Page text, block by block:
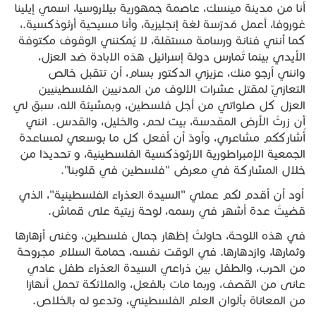
أنا من مدينة مينسك، عاصمة جمهورية بيلاروسيا، اسمي إيلينا
غوروفا، أعمل مُدرّسة لغة إنجليزية، وأنا مسيحية أرثوذكسية.،
كما أنني فنانة ورسامة مستقلة، لا يُمكنني الوقوف مكتوفة
الأيدي بينما تُمارس دولة إسرائيل هذه الابادة ضد العزل،
وانني أرجو منك، عزيزي الدكتور بسام، أن تتقبل خالص
التعازيّ لمقتل عشرات الالوف من المدنيين الفلسطينيين
العزل كل صلواتي من أجل فلسطين، وبمشيئة الله، سبق لي
أن زرتُ الأرض المقدسة، بيت لحم، والخليل، والقدس. انني
أُشارككم مشاعري، وأودّ أن أفعل كل ما بوسعي لمساعدة
الجمعية الإمبراطورية الارثوذكسية الفلسطينية، و تحديدًا من
خلال المشاركة في معرض "فلسطين في قلوبنا".
أود أن أقدم لكم عملي "السيدة العذراء الفلسطينية"، الذي
قضيتُ عدة أشهر في رسمه، لوحة زيتية على قماش.
في هذه اللوحة، حاولتُ إظهار جمال فلسطين، وغنى أزهارها
وثمارها، وازدهارها. في الوقت نفسه، حمامة السلام مجروحة
من الحرب، والطفل بين ذراعي السيدة العذراء طفل عادي
عانى من القصف، وربما مات بالفعل، والملائكة تحمل أنهارًا
من المعاناة بألوان العلم الفلسطيني، وتدعو له بالخلاص.